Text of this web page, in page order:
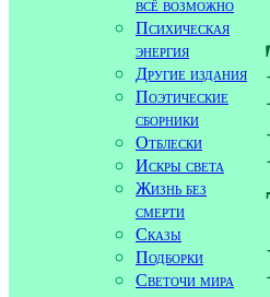
Психическая
энергия
Другие издания
Поэтические
сборники
Отблески
Искры света
Жизнь без
смерти
Сказы
Подборки
Светочи мира